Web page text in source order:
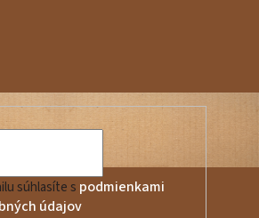
súhlasíte s podmienkami
údajov